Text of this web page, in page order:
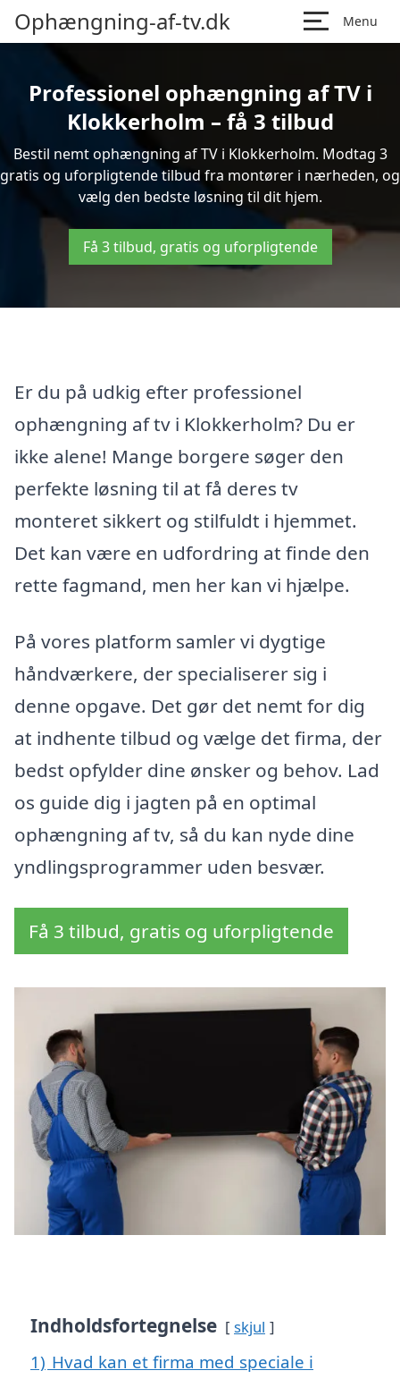
Ophængning-af-tv.dk Menu
Professionel ophængning af TV i
Klokkerholm – få 3 tilbud
Bestil nemt ophængning af TV i Klokkerholm. Modtag 3
gratis og uforpligtende tilbud fra montører i nærheden, og
vælg den bedste løsning til dit hjem.
Få 3 tilbud, gratis og uforpligtende
Er du på udkig efter professionel
ophængning af tv i Klokkerholm? Du er
ikke alene! Mange borgere søger den
perfekte løsning til at få deres tv
monteret sikkert og stilfuldt i hjemmet.
Det kan være en udfordring at finde den
rette fagmand, men her kan vi hjælpe.
På vores platform samler vi dygtige
håndværkere, der specialiserer sig i
denne opgave. Det gør det nemt for dig
at indhente tilbud og vælge det firma, der
bedst opfylder dine ønsker og behov. Lad
os guide dig i jagten på en optimal
ophængning af tv, så du kan nyde dine
yndlingsprogrammer uden besvær.
Få 3 tilbud, gratis og uforpligtende
Indholdsfortegnelse skjul
1) Hvad kan et firma med speciale i